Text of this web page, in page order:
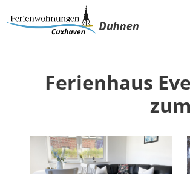
Ferienhaus